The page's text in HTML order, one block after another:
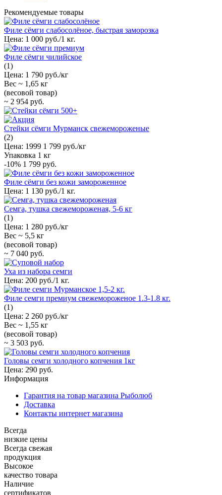
Рекомендуемые товары
Филе сёмги слабосолёное, быстрая заморозка
Цена: 1 000 руб./1 кг.
Филе сёмги чилийское
(1)
Цена: 1 790 руб./кг
Вес ~ 1,65 кг
(весовой товар)
~ 2 954 руб.
Стейки сёмги Мурманск свежемороженые
(2)
Цена: 1999 1 799 руб./кг
Упаковка 1 кг
-10% 1 799 руб.
Филе сёмги без кожи замороженное
Цена: 1 130 руб./1 кг.
Семга, тушка свежемороженая, 5-6 кг
(1)
Цена: 1 280 руб./кг
Вес ~ 5,5 кг
(весовой товар)
~ 7 040 руб.
Уха из набора семги
Цена: 200 руб./1 кг.
Филе семги премиум свежемороженое 1.3-1.8 кг.
(1)
Цена: 2 260 руб./кг
Вес ~ 1,55 кг
(весовой товар)
~ 3 503 руб.
Головы семги холодного копчения 1кг
Цена: 290 руб.
Информация
Гарантия на товар магазина Рыболюб
Доставка
Контакты интернет магазина
Всегда
низкие цены
Всегда свежая
продукция
Высокое
качество товара
Наличие
сертификатов